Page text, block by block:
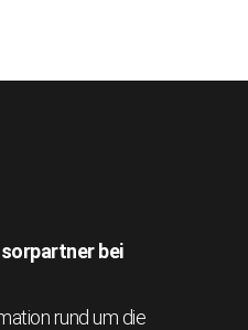
bei
rund um die